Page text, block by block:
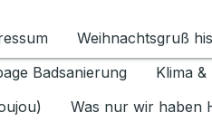
für Datenschutz 1.6.2026
Weihnachtsgruß
Badsanierung
Klima
Was nur wir haben